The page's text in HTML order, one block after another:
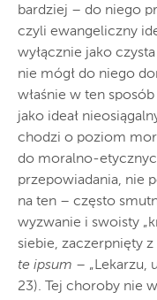
bardziej – do niego
czyli ewangeliczny
wyłącznie jako
nie mógł do niego
właśnie w ten
jako ideał
chodzi o poziom
do moralno-
przepowiadania, nie
na ten – często
wyzwanie i swoisty
siebie, zaczerpnięty
te ipsum – „Lekarzu,
23). Tej choroby nie